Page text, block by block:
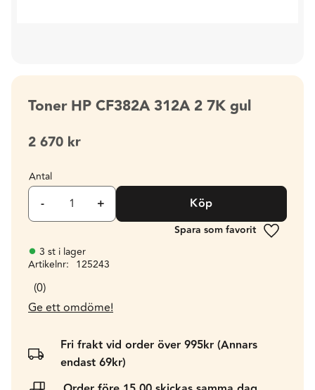
Toner HP CF382A 312A 2 7K gul
2 670 kr
Antal
+
- Köp
Lägg till
3 st i lager
Artikelnr
125243
0
Ge ett omdöme!
Fri frakt vid order över 995kr (Annars
endast 69kr)